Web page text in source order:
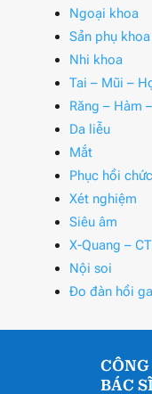
Ngoại khoa
Sản phụ khoa
Nhi khoa
Tai – Mũi –
Răng – Hàm
Da liễu
Mắt
Phục hồi
Xét nghiệm
Siêu âm
X-Quang –
Nội soi
Đo đàn hồi
BÁC